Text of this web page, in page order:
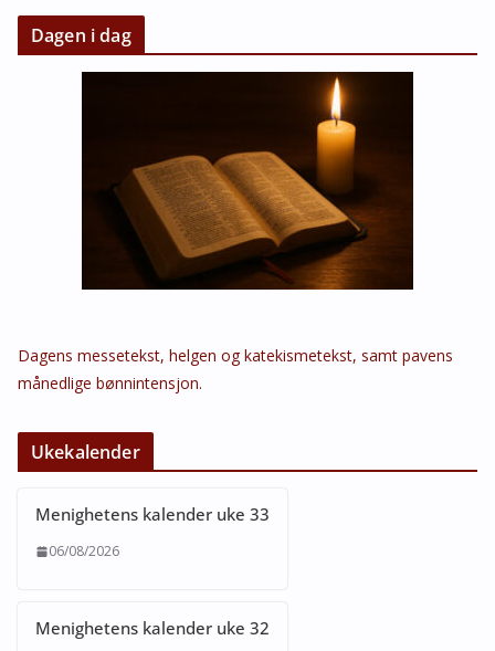
Dagen i dag
Dagens messetekst, helgen og katekismetekst, samt pavens
månedlige bønnintensjon.
Ukekalender
Menighetens kalender uke 33
06/08/2026
Menighetens kalender uke 32